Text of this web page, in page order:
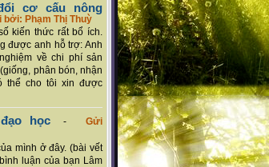
cơ cấu nông
bởi: Phạm Thị Thuỳ
kiến thức rất bổ ích.
được anh hỗ trợ: Anh
về chi phí sản
phân bón, nhận
thể cho tôi xin được
học-Gửi
mình ở đây. (bài vết
luận của bạn Lâm